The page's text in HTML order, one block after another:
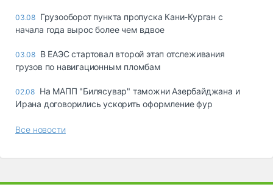
03.08 Грузооборот пункта пропуска Кани-Курган с
начала года вырос более чем вдвое
03.08 В ЕАЭС стартовал второй этап отслеживания
грузов по навигационным пломбам
02.08 На МАПП "Билясувар" таможни Азербайджана и
Ирана договорились ускорить оформление фур
Все новости